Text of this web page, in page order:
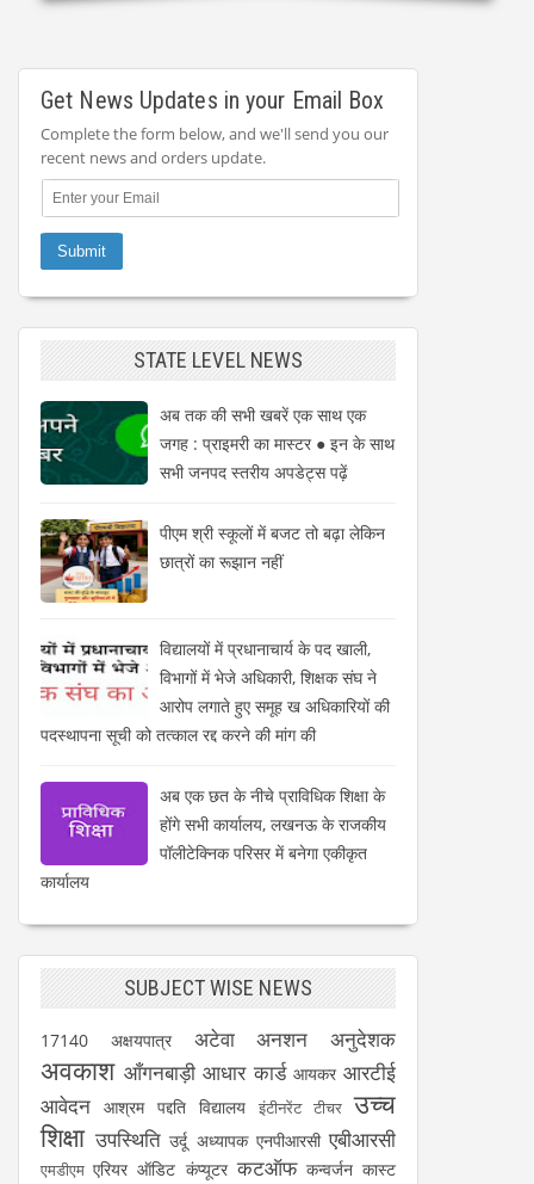
Get News Updates in your Email Box
Complete the form below, and we'll send you our
recent news and orders update.
STATE LEVEL NEWS
अब तक की सभी खबरें एक साथ एक
जगह : प्राइमरी का मास्टर ● इन के साथ
सभी जनपद स्तरीय अपडेट्स पढ़ें
पीएम श्री स्कूलों में बजट तो बढ़ा लेकिन
छात्रों का रूझान नहीं
विद्यालयों में प्रधानाचार्य के पद खाली,
विभागों में भेजे अधिकारी, शिक्षक संघ ने
आरोप लगाते हुए समूह ख अधिकारियों की
पदस्थापना सूची को तत्काल रद्द करने की मांग की
अब एक छत के नीचे प्राविधिक शिक्षा के
होंगे सभी कार्यालय, लखनऊ के राजकीय
पॉलीटेक्निक परिसर में बनेगा एकीकृत
कार्यालय
SUBJECT WISE NEWS
17140 अक्षयपात्र अटेवा अनशन अनुदेशक
अवकाश आँगनबाड़ी आधार कार्ड आयकर आरटीई
आवेदन आश्रम पद्दति विद्यालय इंटीनरेंट टीचर उच्च
शिक्षा उपस्थिति उर्दू अध्यापक एनपीआरसी एबीआरसी
एमडीएम एरियर ऑडिट कंप्यूटर कटऑफ कन्वर्जन कास्ट